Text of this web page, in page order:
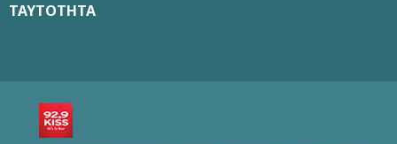
ΤΑΥΤΟΤΗΤΑ